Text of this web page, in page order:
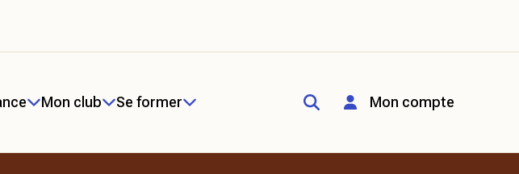
Mon club Se former Mon compte